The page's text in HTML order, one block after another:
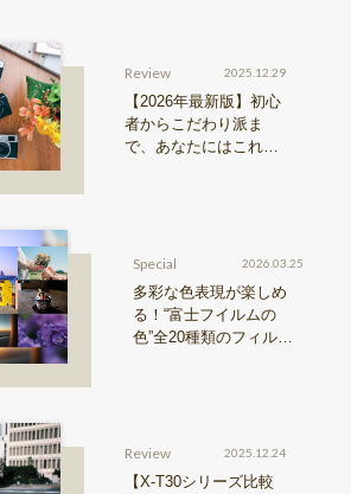
Review 2025.12.29
【2026年最新版】初心
者からこだわり派ま
で、あなたにはこれが
Special 2026.03.25
多彩な色表現が楽しめ
る！“富士フイルムの
色”全20種類のフィルム
Review 2025.12.24
【X-T30シリーズ比較